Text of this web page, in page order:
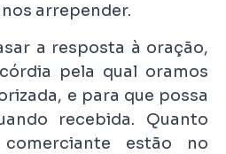
arrepender.
a resposta à oração,
pela qual oramos
e para que possa
recebida. Quanto
estão no